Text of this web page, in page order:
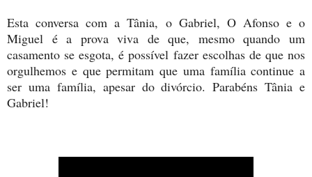
Esta conversa com a Tânia, o Gabriel, O Afonso e o
Miguel é a prova viva de que, mesmo quando um
casamento se esgota, é possível fazer escolhas de que nos
orgulhemos e que permitam que uma família continue a
ser uma família, apesar do divórcio. Parabéns Tânia e
Gabriel!